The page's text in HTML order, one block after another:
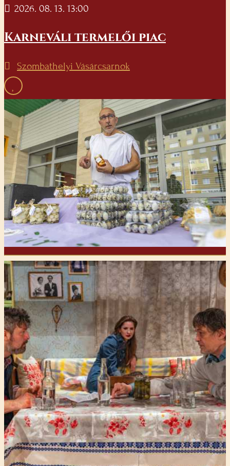
2026. 08. 13. 13:00
Karneváli termelői piac
Szombathelyi Vásárcsarnok